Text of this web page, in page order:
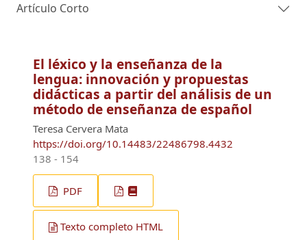
Artículo Corto
El léxico y la enseñanza de la
lengua: innovación y propuestas
didácticas a partir del análisis de un
método de enseñanza de español
Teresa Cervera Mata
https://doi.org/10.14483/22486798.4432
138 - 154
PDF
Texto completo HTML